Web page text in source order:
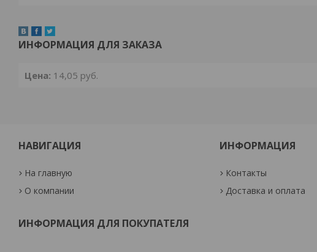
ИНФОРМАЦИЯ ДЛЯ ЗАКАЗА
Цена: 14,05 руб.
НАВИГАЦИЯ
На главную
О компании
ИНФОРМАЦИЯ
Контакты
Доставка и оплата
ИНФОРМАЦИЯ ДЛЯ ПОКУПАТЕЛЯ